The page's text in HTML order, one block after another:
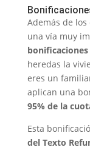
Además de los
una vía muy
heredas la
eres un
aplican una
95% de la
Esta
del Texto